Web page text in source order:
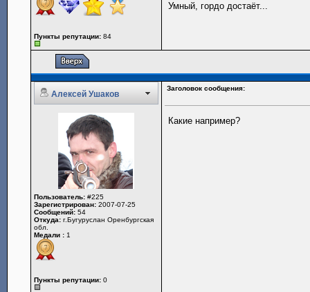
Пункты репутации: 84
Умный, гордо достаёт...
Алексей Ушаков
Заголовок сообщения:
Пользователь: #225
Зарегистрирован: 2007-07-25
Сообщений: 54
Откуда: г.Бугуруслан Оренбургская
обл.
Медали : 1
Пункты репутации: 0
Какие например?